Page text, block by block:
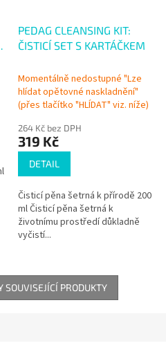
PEDAG CLEANSING KIT:
ČISTICÍ SET S KARTÁČKEM
Momentálně nedostupné "Lze
hlídat opětovné naskladnění"
(přes tlačítko "HLÍDAT" viz. níže)
264 Kč bez DPH
319 Kč
DETAIL
Čisticí pěna šetrná k přírodě 200
ml Čisticí pěna šetrná k
životnímu prostředí důkladně
vyčistí...
SOUVISEJÍCÍ PRODUKTY